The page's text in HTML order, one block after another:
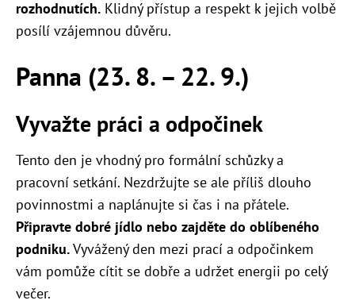
rozhodnutích. Klidný přístup a respekt k jejich volbě
posílí vzájemnou důvěru.
Panna (23. 8. – 22. 9.)
Vyvažte práci a odpočinek
Tento den je vhodný pro formální schůzky a
pracovní setkání. Nezdržujte se ale příliš dlouho
povinnostmi a naplánujte si čas i na přátele.
Připravte dobré jídlo nebo zajděte do oblíbeného
podniku.Vyvážený den mezi prací a odpočinkem
vám pomůže cítit se dobře a udržet energii po celý
večer.